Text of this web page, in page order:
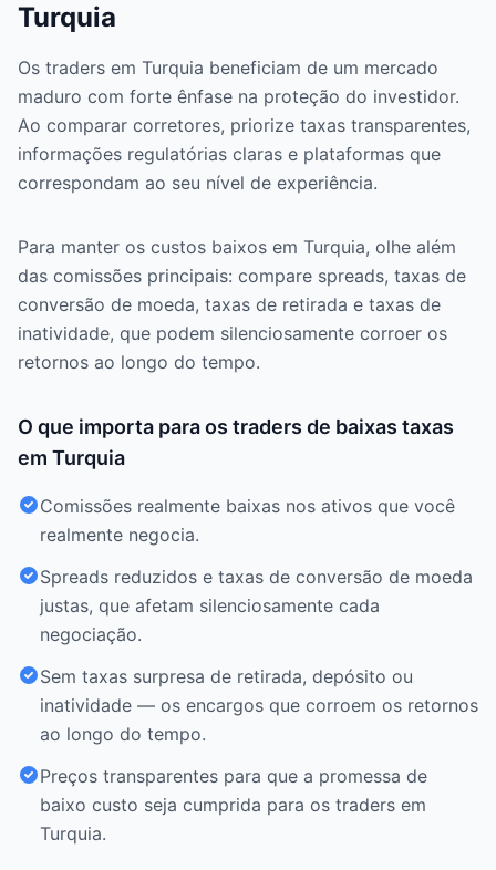
Turquia
Os traders em Turquia beneficiam de um mercado
maduro com forte ênfase na proteção do investidor.
Ao comparar corretores, priorize taxas transparentes,
informações regulatórias claras e plataformas que
correspondam ao seu nível de experiência.
Para manter os custos baixos em Turquia, olhe além
das comissões principais: compare spreads, taxas de
conversão de moeda, taxas de retirada e taxas de
inatividade, que podem silenciosamente corroer os
retornos ao longo do tempo.
O que importa para os traders de baixas taxas
em Turquia
Comissões realmente baixas nos ativos que você
realmente negocia.
Spreads reduzidos e taxas de conversão de moeda
justas, que afetam silenciosamente cada
negociação.
Sem taxas surpresa de retirada, depósito ou
inatividade — os encargos que corroem os retornos
ao longo do tempo.
Preços transparentes para que a promessa de
baixo custo seja cumprida para os traders em
Turquia.